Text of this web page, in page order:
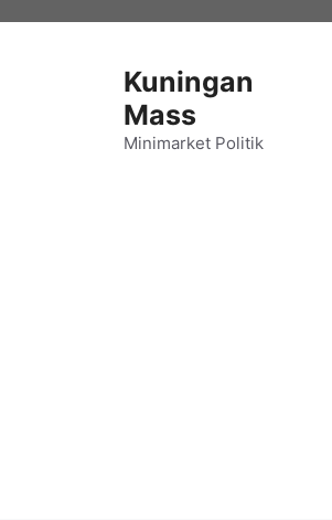
Kuningan
Mass
Minimarket Politik